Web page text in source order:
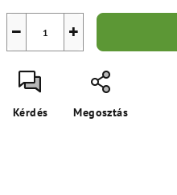
+
−
Kérdés Megosztás